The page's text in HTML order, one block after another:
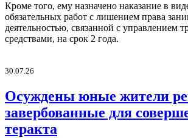
Кроме того, ему назначено наказание в
обязательных работ с лишением права
деятельностью, связанной с управлением
средствами, на срок 2 года.
30.07.26
Осуждены юные жители
завербованные для
теракта